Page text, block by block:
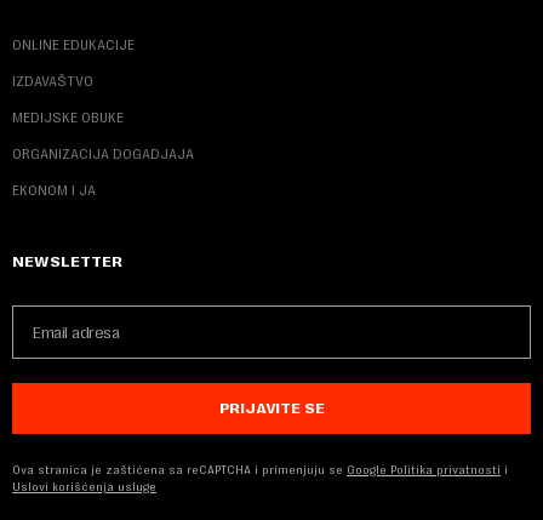
ONLINE EDUKACIJE
IZDAVAŠTVO
MEDIJSKE OBUKE
ORGANIZACIJA DOGADJAJA
EKONOM I JA
NEWSLETTER
PRIJAVITE SE
Ova stranica je zaštićena sa reCAPTCHA i primenjuju se Google Politika privatnosti i
Uslovi korišćenja usluge